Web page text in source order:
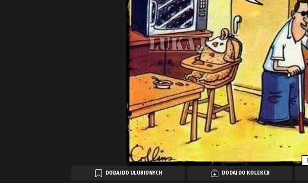
DODAJ DO ULUBIONYCH DODAJ DO KOLEKCJI